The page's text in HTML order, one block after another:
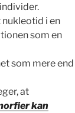
nukleotid i en
som en
som mere end
at
kan